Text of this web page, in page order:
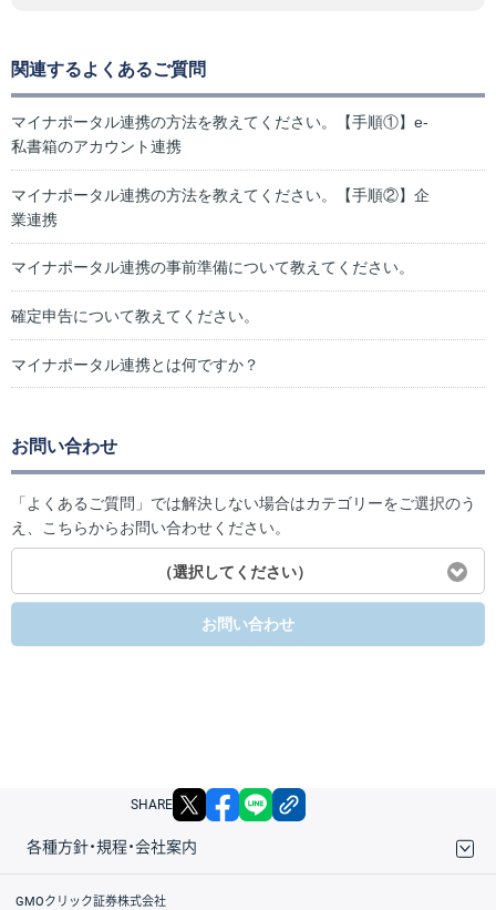
関連するよくあるご質問
マイナポータル連携の方法を教えてください。【手順①】e-
私書箱のアカウント連携
マイナポータル連携の方法を教えてください。【手順②】企
業連携
マイナポータル連携の事前準備について教えてください。
確定申告について教えてください。
マイナポータル連携とは何ですか？
お問い合わせ
「よくあるご質問」では解決しない場合はカテゴリーをご選択のう
え、こちらからお問い合わせください。
（選択してください）
お問い合わせ
SHARE X facebook
各種方針・規程・会社案内
取引規程・約款
サイトマップ
その他のご案内
個人情報保護方針
最良執行方針
サイトのご利用について
ディスクレイマー
信託保全
リスク説明
会社案内
GMOクリック証券株式会社